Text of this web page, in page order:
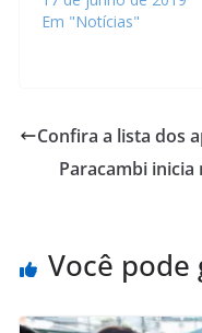
Em "Notícias"
Confira a lista dos
Paracambi
Você